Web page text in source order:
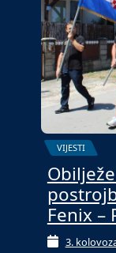
VIJESTI
Fenix –
3.